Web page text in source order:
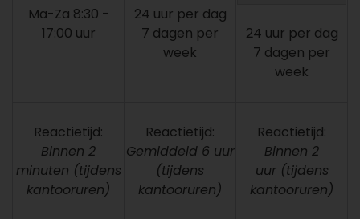
Ma-Za 8:30 -
17:00 uur
24 uur per dag
7 dagen per
week
24 uur per dag
7 dagen per
week
Reactietijd:
Binnen 2
minuten (tijdens
kantooruren)
Reactietijd:
Gemiddeld 6 uur
(tijdens
kantooruren)
Reactietijd:
Binnen 2
uur (tijdens
kantooruren)